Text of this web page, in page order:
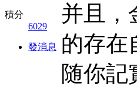
積分
6029
發消息
并且，
的存在
随你記